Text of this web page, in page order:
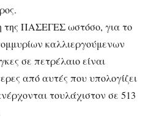
ΠΑΣΕΓΕΣ ωστόσο, για το
καλλιεργούμενων
σε πετρέλαιο είναι
από αυτές που υπολογίζει
τουλάχιστον σε 513